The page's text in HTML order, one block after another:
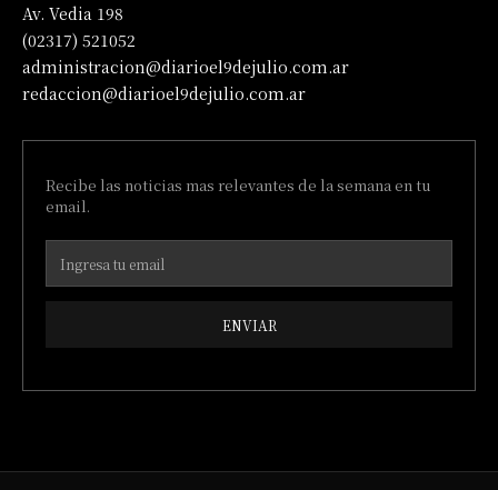
Av. Vedia 198
(02317) 521052
administracion@diarioel9dejulio.com.ar
redaccion@diarioel9dejulio.com.ar
Recibe las noticias mas relevantes de la semana en tu
email.
ENVIAR